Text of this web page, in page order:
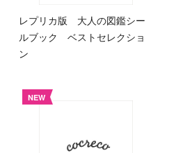
レプリカ版 大人の図鑑シー
ルブック ベストセレクショ
ン
NEW